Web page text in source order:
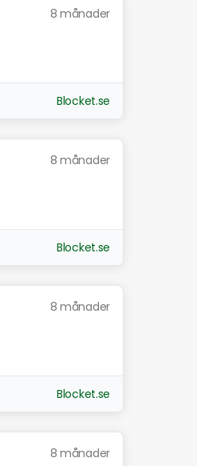
8 månader
Blocket.se
8 månader
Blocket.se
8 månader
Blocket.se
8 månader